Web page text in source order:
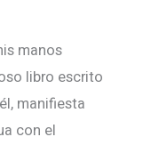
manos
libro escrito
manifiesta
con el